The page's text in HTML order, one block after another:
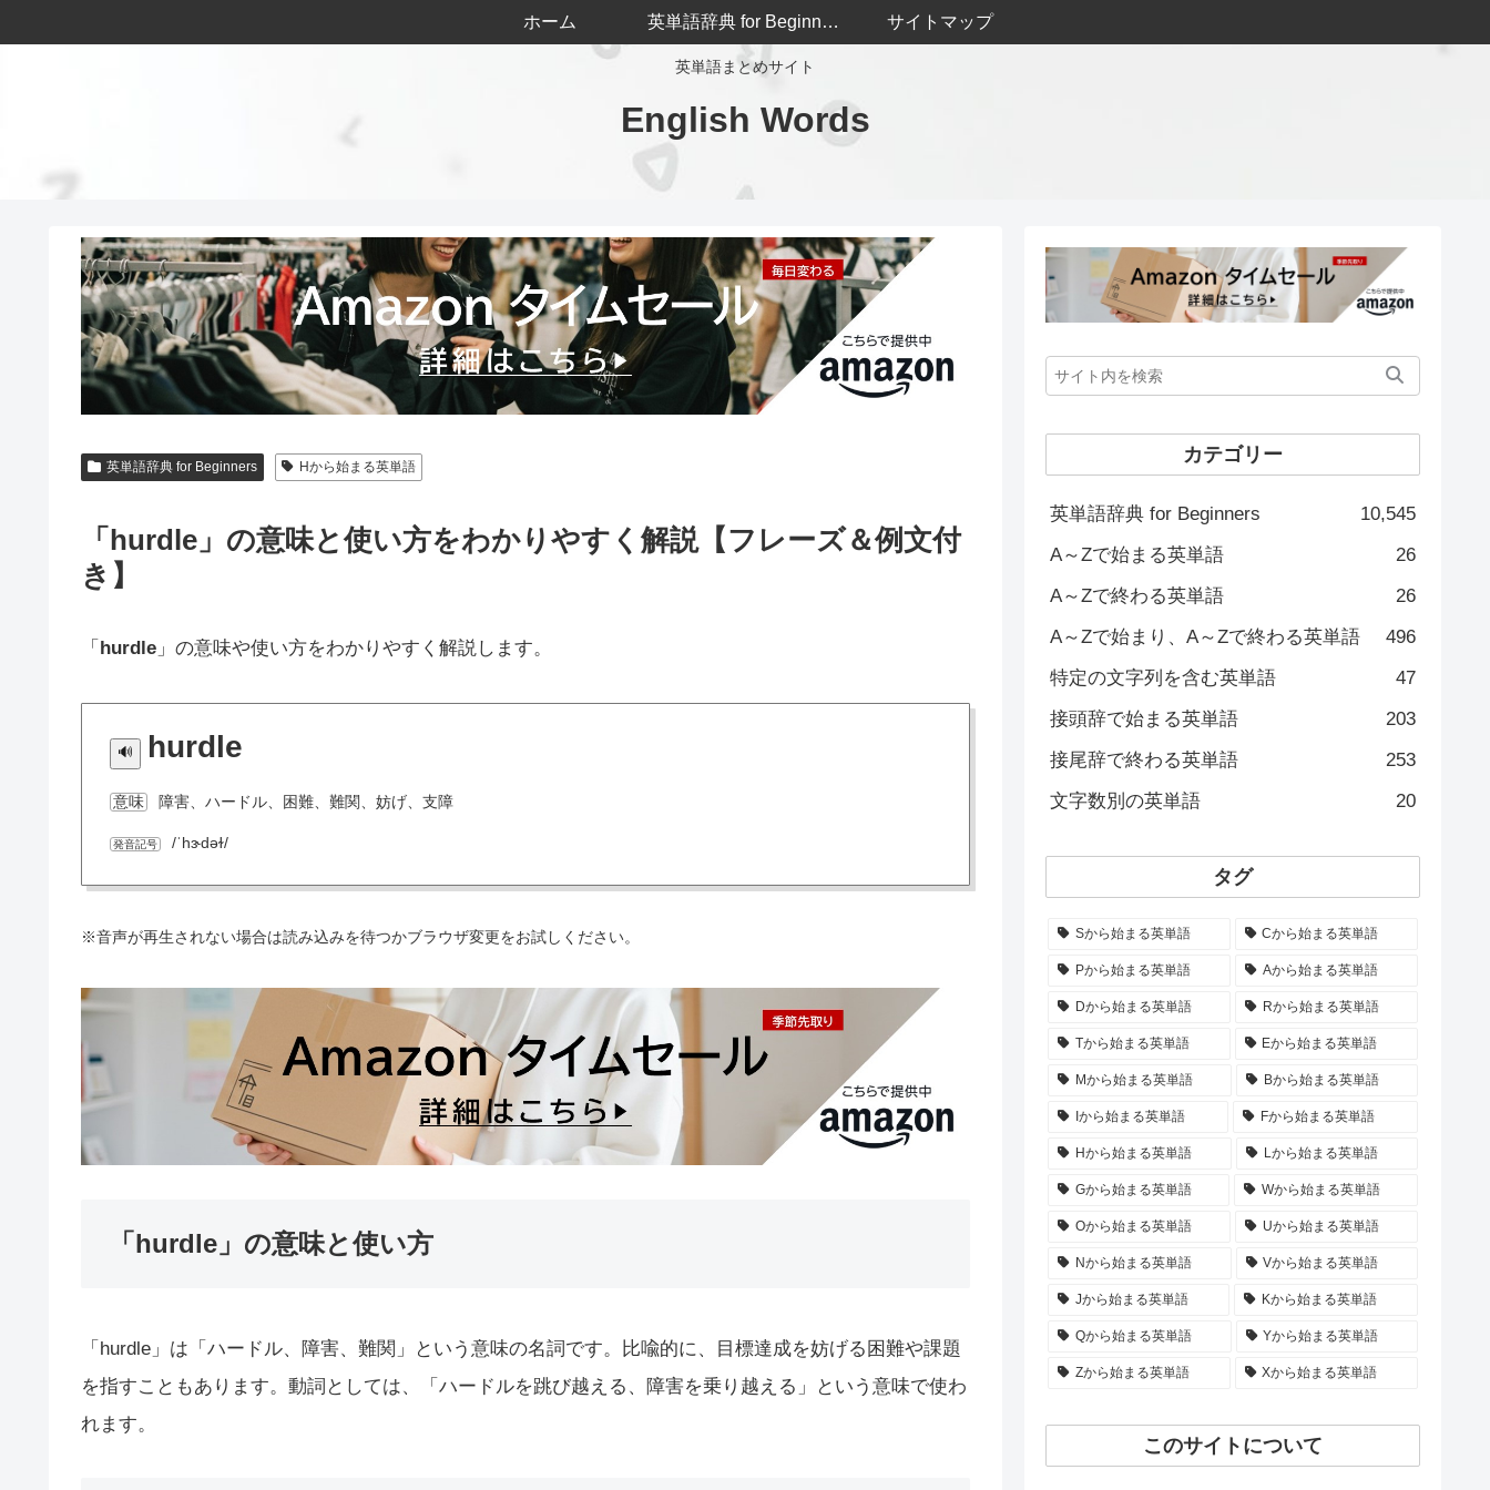
英単語まとめサイト
English Words
ホーム 英単語辞典 for Beginners サイトマップ
英単語辞典 for Beginners Hから始まる英単語
「hurdle」の意味と使い方をわかりやすく解説【フレーズ＆例文付
き】
「 hurdle 」の意味や使い方をわかりやすく解説します。
hurdle
意味 障害、ハードル、困難、難関、妨げ、支障
発音記号 /ˈhɝdəɫ/
※音声が再生されない場合は読み込みを待つかブラウザ変更をお試しください。
「hurdle」の意味と使い方
「hurdle」は「ハードル、障害、難関」という意味の名詞です。比喩的に、目標達成を妨げる困難や課題
を指すこともあります。動詞としては、「ハードルを跳び越える、障害を乗り越える」という意味で使わ
れます。
カテゴリー
英単語辞典 for Beginners
10,545
A～Zで始まる英単語
26
A～Zで終わる英単語
26
A～Zで始まり、A～Zで終わる英単語
496
特定の文字列を含む英単語
47
接頭辞で始まる英単語
203
接尾辞で終わる英単語
253
文字数別の英単語
20
タグ
Sから始まる英単語 Cから始まる英単語
Pから始まる英単語 Aから始まる英単語
Dから始まる英単語 Rから始まる英単語
Tから始まる英単語 Eから始まる英単語
Mから始まる英単語 Bから始まる英単語
Iから始まる英単語 Fから始まる英単語
Hから始まる英単語 Lから始まる英単語
Gから始まる英単語 Wから始まる英単語
Oから始まる英単語 Uから始まる英単語
Nから始まる英単語 Vから始まる英単語
Jから始まる英単語 Kから始まる英単語
Qから始まる英単語 Yから始まる英単語
Zから始まる英単語 Xから始まる英単語
このサイトについて